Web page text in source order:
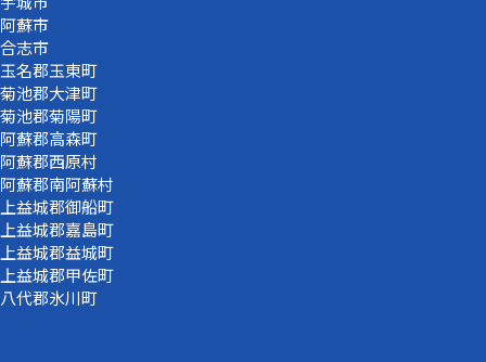
阿蘇市
合志市
玉名郡玉東町
菊池郡大津町
菊池郡菊陽町
阿蘇郡高森町
阿蘇郡西原村
阿蘇郡南阿蘇村
上益城郡御船町
上益城郡嘉島町
上益城郡益城町
上益城郡甲佐町
八代郡氷川町